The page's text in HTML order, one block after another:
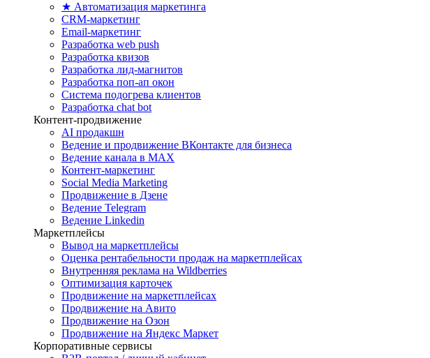
★ Автоматизация маркетинга
CRM-маркетинг
Email-маркетинг
Разработка web push
Разработка квизов
Разработка лид-магнитов
Разработка поп-ап окон
Система подогрева клиентов
Разработка chat bot
Контент-продвижение
AI продакшн
Ведение и продвижение ВКонтакте для бизнеса
Ведение канала в MAX
Контент-маркетинг
Social Media Marketing
Продвижение в Дзене
Ведение Telegram
Ведение Linkedin
Маркетплейсы
Вывод на маркетплейсы
Оценка рентабельности продаж на маркетплейсах
Внутренняя реклама на Wildberries
Оптимизация карточек
Продвижение на маркетплейсах
Продвижение на Авито
Продвижение на Озон
Продвижение на Яндекс Маркет
Корпоративные сервисы